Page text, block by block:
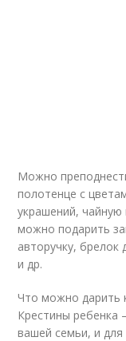
Можно
полотенце с
украшений,
можно подарить
авторучку, брелок
и др.
Что можно дарить
Крестины ребенка
вашей семьи, и для